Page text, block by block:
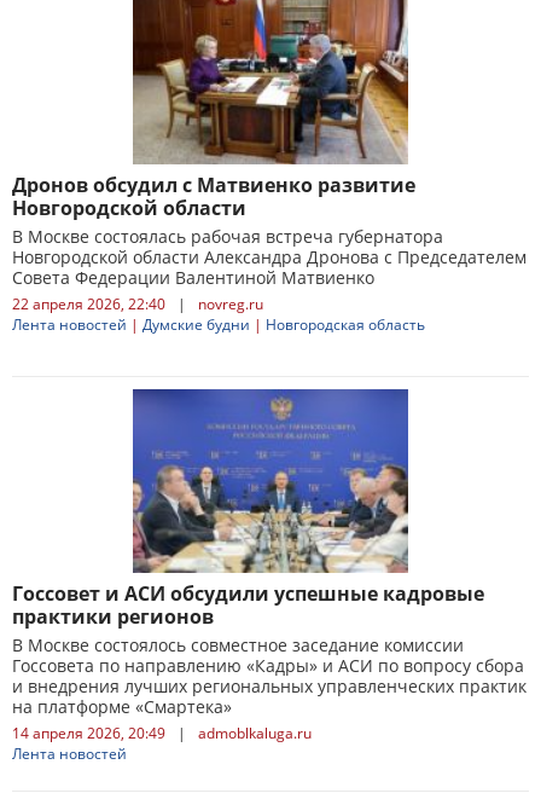
Дронов обсудил с Матвиенко развитие
Новгородской области
В Москве состоялась рабочая встреча губернатора
Новгородской области Александра Дронова с Председателем
Совета Федерации Валентиной Матвиенко
22 апреля 2026, 22:40 |
novreg.ru
Лента новостей | Думские будни | Новгородская область
Госсовет и АСИ обсудили успешные кадровые
практики регионов
В Москве состоялось совместное заседание комиссии
Госсовета по направлению «Кадры» и АСИ по вопросу сбора
и внедрения лучших региональных управленческих практик
на платформе «Смартека»
14 апреля 2026, 20:49 |
admoblkaluga.ru
Лента новостей